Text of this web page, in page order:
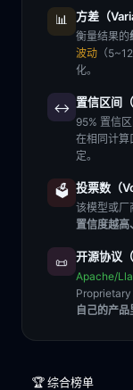
📊 方差（
衡量结果的
波动 （
化。
↔️ 置信区间
95% 置信
在相同计算
定。
🗳️ 投票数（
该模型或厂
置信度越
📜 开源协议
Apache/
Proprietary
自己的产品
🏆 综合榜单